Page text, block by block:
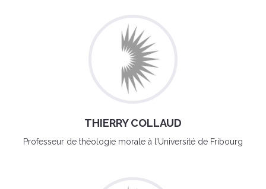
THIERRY COLLAUD
Professeur de théologie morale à l’Université de Fribourg